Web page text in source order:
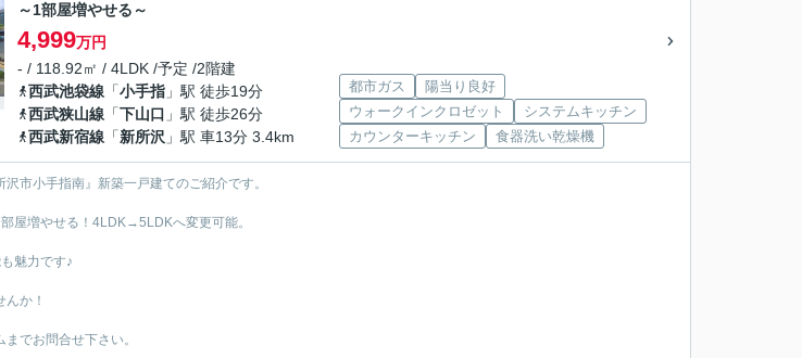
～1部屋増やせる～
4,999万円
- / 118.92㎡ / 4LDK /予定 /2階建
西武池袋線 「小手指 」駅 徒歩19分
西武狭山線 「下山口 」駅 徒歩26分
西武新宿線 「新所沢 」駅 車13分 3.4km
都市ガス
陽当り良好
ウォークインクロゼット
システムキッチン
カウンターキッチン
食器洗い乾燥機
市小手指南』新築一戸建てのご紹介です。
屋増やせる！4LDK→5LDKへ変更可能。
魅力です♪
か！
でお問合せ下さい。